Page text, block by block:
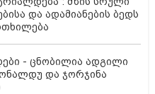
და ადამიანების ბედს
- ცნობილია ადგილი
და ჯორჯინა